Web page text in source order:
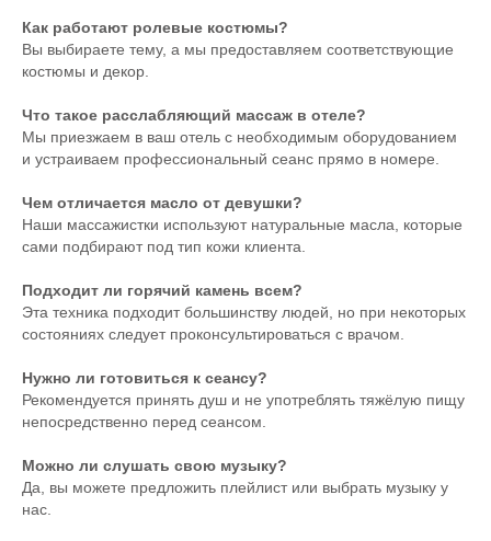
Как работают ролевые костюмы?
Вы выбираете тему, а мы предоставляем соответствующие
костюмы и декор.
Что такое расслабляющий массаж в отеле?
Мы приезжаем в ваш отель с необходимым оборудованием
и устраиваем профессиональный сеанс прямо в номере.
Чем отличается масло от девушки?
Наши массажистки используют натуральные масла, которые
сами подбирают под тип кожи клиента.
Подходит ли горячий камень всем?
Эта техника подходит большинству людей, но при некоторых
состояниях следует проконсультироваться с врачом.
Нужно ли готовиться к сеансу?
Рекомендуется принять душ и не употреблять тяжёлую пищу
непосредственно перед сеансом.
Можно ли слушать свою музыку?
Да, вы можете предложить плейлист или выбрать музыку у
нас.